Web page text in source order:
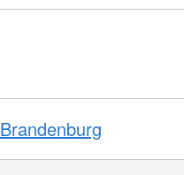
Brandenburg